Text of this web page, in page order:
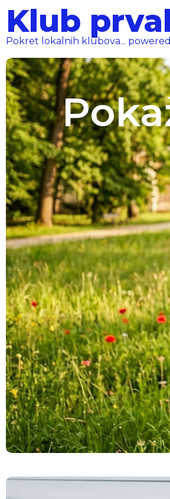
Klub
Pokret lokalnih klubova...